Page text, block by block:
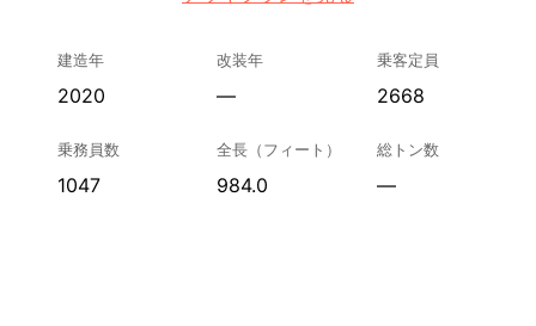
建造年
2020
改装年
—
乗客定員
2668
乗務員数
1047
全長（フィート）
984.0
総トン数
—